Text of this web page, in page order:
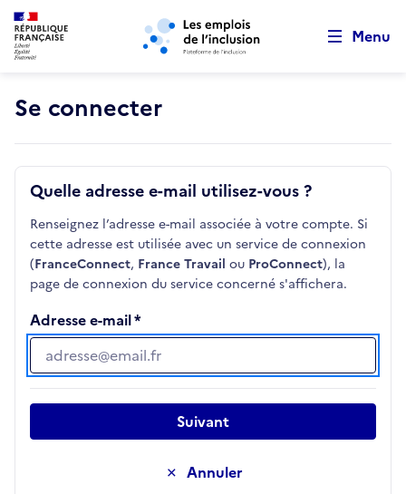
Aller au menu principal Aller au contenu principal
Menu
Se connecter
Quelle adresse e-mail utilisez-vous ?
Renseignez l’adresse e-mail associée à votre compte. Si
cette adresse est utilisée avec un service de connexion
(FranceConnect, France Travail ou ProConnect), la
page de connexion du service concerné s'affichera.
Adresse e-mail
Adresse e-mail
Annuler
Suivant
Retour au début de la page
Panneau de gestion des cookies